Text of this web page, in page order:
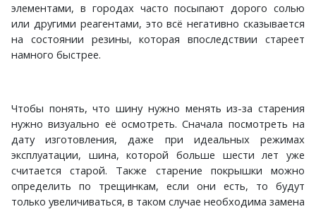
элементами, в городах часто посыпают дорого солью
или другими реагентами, это всё негативно сказывается
на состоянии резины, которая впоследствии стареет
намного быстрее.
Чтобы понять, что шину нужно менять из-за старения
нужно визуально её осмотреть. Сначала посмотреть на
дату изготовления, даже при идеальных режимах
эксплуатации, шина, которой больше шести лет уже
считается старой. Также старение покрышки можно
определить по трещинкам, если они есть, то будут
только увеличиваться, в таком случае необходима замена